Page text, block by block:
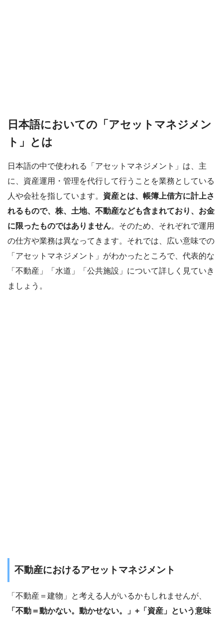
日本語においての「アセットマネジメン
ト」とは
日本語の中で使われる「アセットマネジメント」は、主
に、資産運用・管理を代行して行うことを業務としている
人や会社を指しています。 資産とは、帳簿上借方に計上さ
れるもので、株、土地、不動産なども含まれており、お金
に限ったものではありません。そのため、それぞれで運用
の仕方や業務は異なってきます。それでは、広い意味での
「アセットマネジメント」がわかったところで、代表的な
「不動産」「水道」「公共施設」について詳しく見ていき
ましょう。
不動産におけるアセットマネジメント
「不動産＝建物」と考える人がいるかもしれませんが、
「不動＝動かない。動かせない。」+「資産」という意味